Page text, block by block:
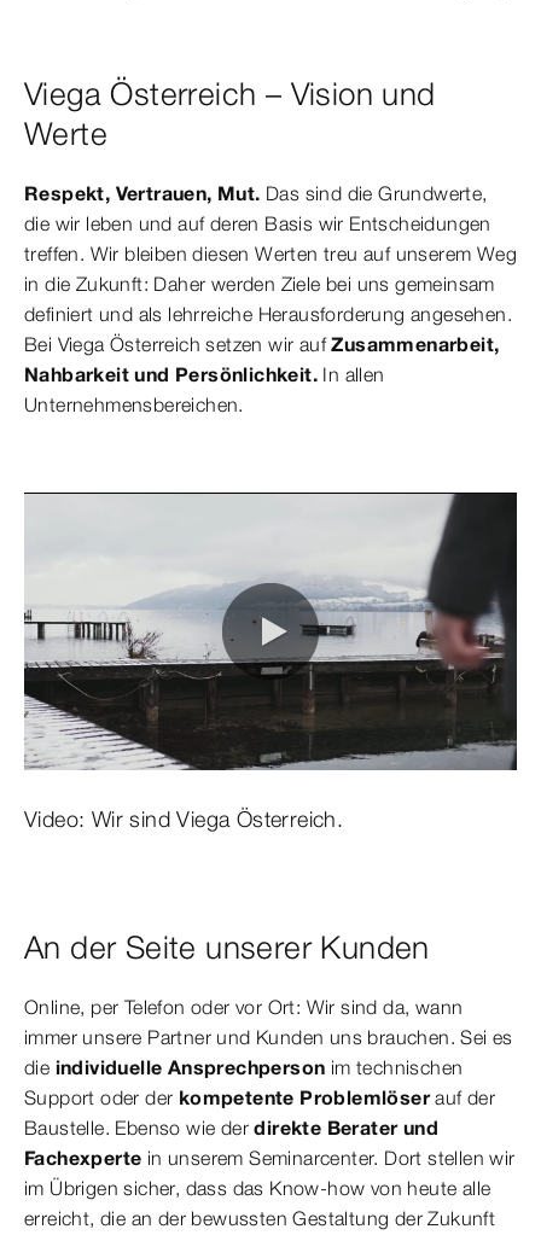
Viega Österreich – Vision und
Werte
Respekt, Vertrauen, Mut. Das sind die Grundwerte,
die wir leben und auf deren Basis wir Entscheidungen
treffen. Wir bleiben diesen Werten treu auf unserem Weg
in die Zukunft: Daher werden Ziele bei uns gemeinsam
definiert und als lehrreiche Herausforderung angesehen.
Bei Viega Österreich setzen wir aufZusammenarbeit,
Nahbarkeit und Persönlichkeit. In allen
Unternehmensbereichen.
0:00 / 1:57
Video: Wir sind Viega Österreich.
An der Seite unserer Kunden
Online, per Telefon oder vor Ort: Wir sind da, wann
immer unsere Partner und Kunden uns brauchen. Sei es
die individuelle Ansprechperson im technischen
Support oder der kompetente Problemlöserauf der
Baustelle. Ebenso wie derdirekte Berater und
Fachexperte in unserem Seminarcenter. Dort stellen wir
im Übrigen sicher, dass das Know-how von heute alle
erreicht, die an der bewussten Gestaltung der Zukunft